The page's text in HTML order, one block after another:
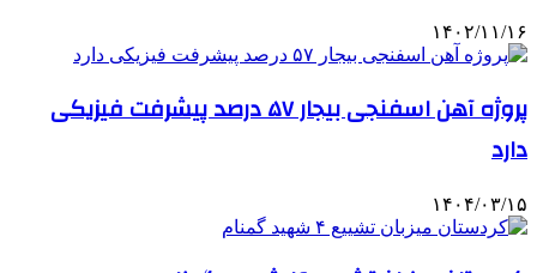
۱۴۰۲/۱۱/۱۶
پروژه آهن اسفنجی بیجار ۵۷ درصد پیشرفت فیزیکی
دارد
۱۴۰۴/۰۳/۱۵